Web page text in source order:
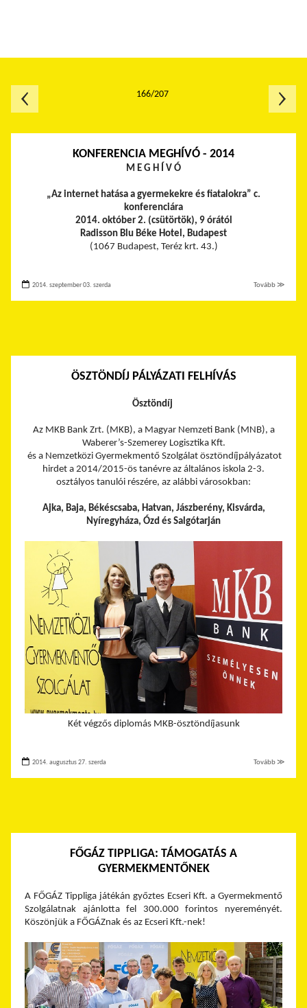
KONFERENCIA MEGHÍVÓ - 2014
M E G H Í V Ó
„Az internet hatása a gyermekekre és fiatalokra” c.
konferenciára
2014. október 2. (csütörtök), 9 órától
Radisson Blu Béke Hotel, Budapest
(1067 Budapest, Teréz krt. 43.)
2014. szeptember 03. szerda Tovább ≫
ÖSZTÖNDÍJ PÁLYÁZATI FELHÍVÁS
Ösztöndíj
Az MKB Bank Zrt. (MKB), a Magyar Nemzeti Bank (MNB), a
Waberer’s-Szemerey Logisztika Kft.
és a Nemzetközi Gyermekmentő Szolgálat ösztöndíjpályázatot
hirdet a 2014/2015-ös tanévre az általános iskola 2-3.
osztályos tanulói részére, az alábbi városokban:
Ajka, Baja, Békéscsaba, Hatvan, Jászberény, Kisvárda,
Nyíregyháza, Ózd és Salgótarján
Két végzős diplomás MKB-ösztöndíjasunk
2014. augusztus 27. szerda Tovább ≫
FŐGÁZ TIPPLIGA: TÁMOGATÁS A
GYERMEKMENTŐNEK
A FŐGÁZ Tippliga játékán győztes Ecseri Kft. a Gyermekmentő
Szolgálatnak ajánlotta fel 300.000 forintos nyereményét.
Köszönjük a FŐGÁZnak és az Ecseri Kft.-nek!
166/207